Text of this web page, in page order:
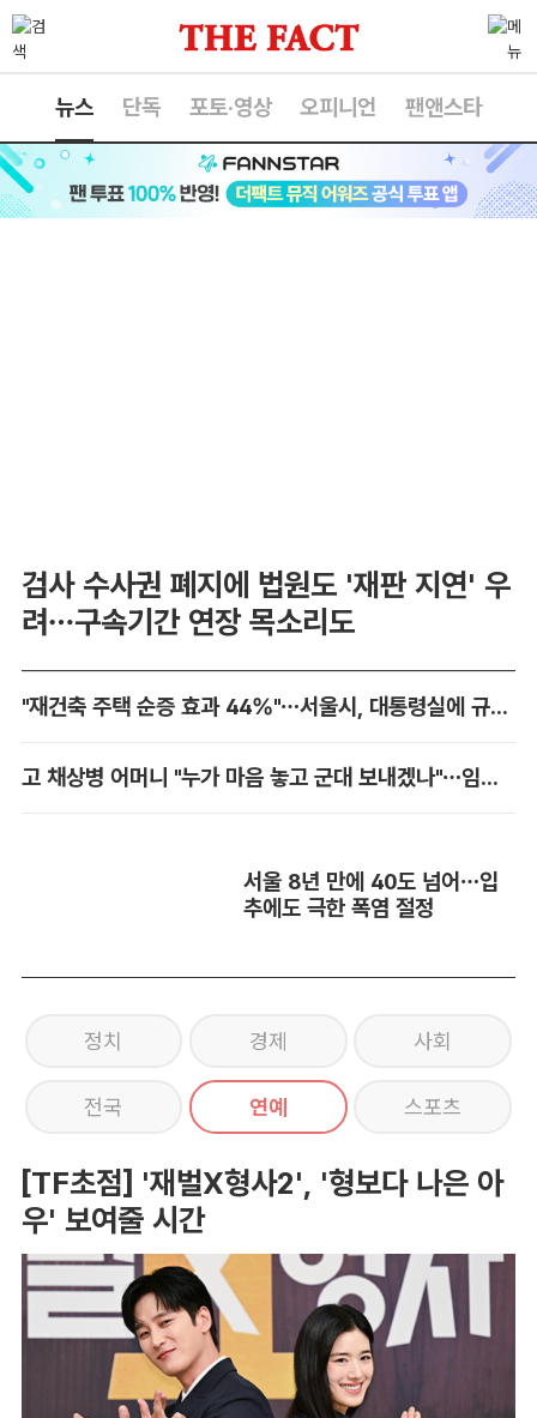
뉴스 단독 포토·영상 오피니언 팬앤스타
검사 수사권 폐지에 법원도 '재판 지연' 우
려…구속기간 연장 목소리도
"재건축 주택 순증 효과 44%"…서울시, 대통령실에 규제 완화 건의
고 채상병 어머니 "누가 마음 놓고 군대 보내겠나"…임성근 징역 3년에 분통
서울 8년 만에 40도 넘어…입
추에도 극한 폭염 절정
정치 경제 사회
전국 연예 스포츠
[TF초점] '재벌X형사2', '형보다 나은 아
우' 보여줄 시간